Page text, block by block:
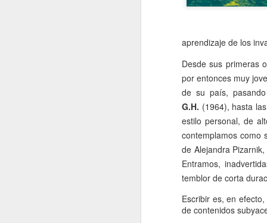
aprendizaje de los
Desde sus primeras
por entonces muy
de su país,
G.H. (1964), hasta
estilo personal, de
contemplamos como
de Alejandra
Entramos,
temblor de corta
Escribir es, en
de contenidos